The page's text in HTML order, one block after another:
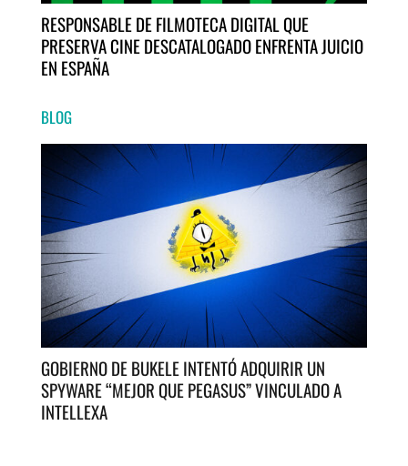
RESPONSABLE DE FILMOTECA DIGITAL QUE
PRESERVA CINE DESCATALOGADO ENFRENTA JUICIO
EN ESPAÑA
BLOG
GOBIERNO DE BUKELE INTENTÓ ADQUIRIR UN
SPYWARE “MEJOR QUE PEGASUS” VINCULADO A
INTELLEXA